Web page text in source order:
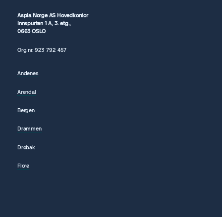
Aspia Norge AS Hovedkontor
Innspurten 1 A, 3. etg.,
0663 OSLO
Org.nr.923 792457
Andenes
Arendal
Bergen
Drammen
Drøbak
Florø